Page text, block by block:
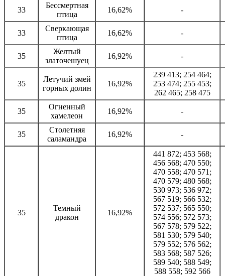
33
Бессмертная
птица
16,62% -
33
Сверкающая
птица
16,62% -
35
Желтый
златочешуец
16,92% -
35
Летучий змей
горных долин
16,92%
239 413; 254 464;
253 474; 255 453;
262 465; 258 475
35
Огненный
хамелеон
16,92% -
35
Столетняя
саламандра
16,92% -
35
Темный
дракон
16,92%
441 872; 453 568;
456 568; 470 550;
470 558; 470 571;
470 579; 480 568;
530 973; 536 972;
567 519; 566 532;
572 537; 565 550;
574 556; 572 573;
567 578; 579 522;
581 530; 579 540;
579 552; 576 562;
583 568; 587 526;
589 540; 588 549;
588 558; 592 566